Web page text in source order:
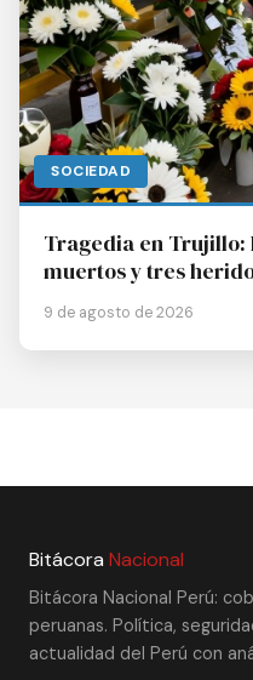
SOCIEDAD
Tragedia en Trujillo:
muertos y tres
9 de agosto de 2026
Bitácora Nacional
Bitácora Nacional Perú:
peruanas. Política,
actualidad del Perú con